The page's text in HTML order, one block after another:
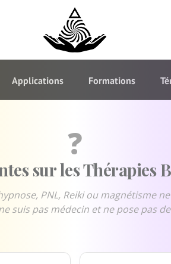
Applications Formations
❓
sur les Thérapies
PNL, Reiki ou magnétisme
suis pas médecin et ne pose pas